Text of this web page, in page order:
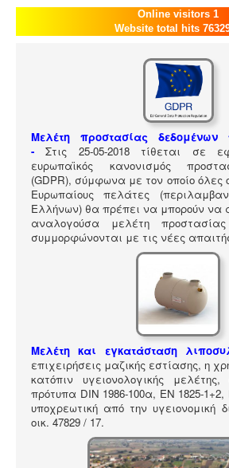
Αρχική
Επιχείρηση
Αναζήτηση
Online visitors 1
Website total hits
Μελέτη προστασίας δεδομένων
-
Στις 25-05-2018 τίθεται
ευρωπαϊκός κανονισμός
(GDPR), σύμφωνα με τον οποίο όλες
Ευρωπαίους πελάτες
Ελλήνων) θα πρέπει να μπορούν να
αναλογούσα μελέτη
συμμορφώνονται με τις νέες
Μελέτη και εγκατάσταση
επιχειρήσεις μαζικής εστίασης, η
κατόπιν υγειονολογικής
πρότυπα DIN 1986-100α, EN 1825-1+2,
υποχρεωτική από την υγειονομική
οικ. 47829 / 17.